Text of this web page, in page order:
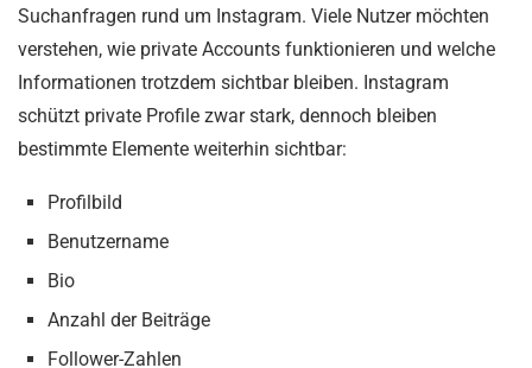
Suchanfragen rund um Instagram. Viele Nutzer möchten
verstehen, wie private Accounts funktionieren und welche
Informationen trotzdem sichtbar bleiben. Instagram
schützt private Profile zwar stark, dennoch bleiben
bestimmte Elemente weiterhin sichtbar:
Profilbild
Benutzername
Bio
Anzahl der Beiträge
Follower-Zahlen